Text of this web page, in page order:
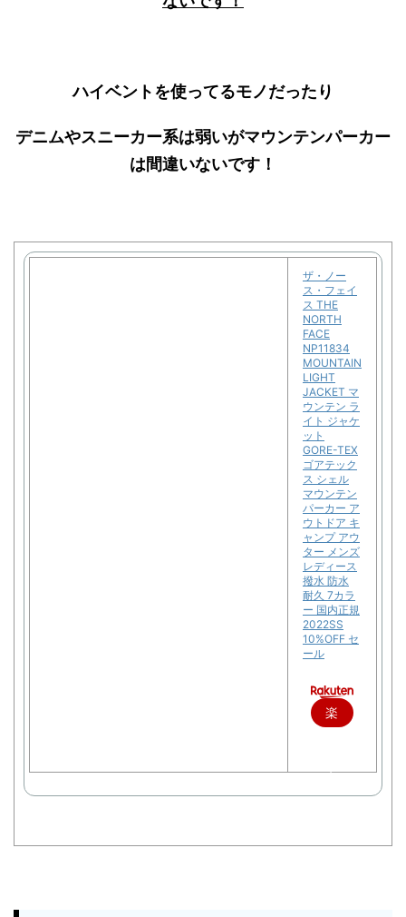
ハイベントを使ってるモノだったり
デニムやスニーカー系は弱いがマウンテンパーカー
は間違いないです！
ザ・ノー
ス・フェイ
ス THE
NORTH
FACE
NP11834
MOUNTAIN
LIGHT
JACKET マ
ウンテン ラ
イト ジャケ
ット
GORE-TEX
ゴアテック
ス シェル
マウンテン
パーカー ア
ウトドア キ
ャンプ アウ
ター メンズ
レディース
撥水 防水
耐久 7カラ
ー 国内正規
2022SS
10%OFF セ
ール
楽
で
購